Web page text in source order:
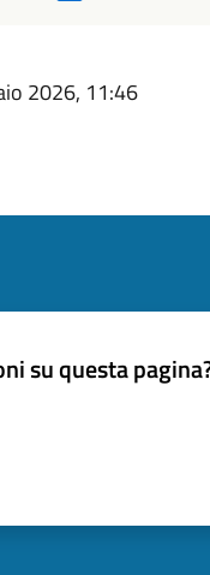
2026, 11:46
su questa